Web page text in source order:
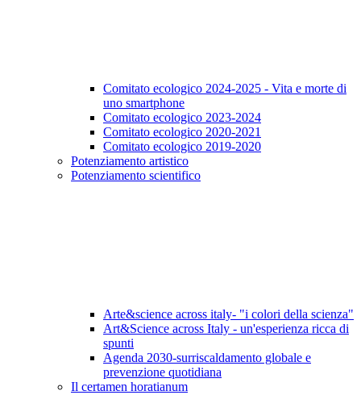
Comitato ecologico 2024-2025 - Vita e morte di
uno smartphone
Comitato ecologico 2023-2024
Comitato ecologico 2020-2021
Comitato ecologico 2019-2020
Potenziamento artistico
Potenziamento scientifico
Arte&science across italy- "i colori della scienza"
Art&Science across Italy - un'esperienza ricca di
spunti
Agenda 2030-surriscaldamento globale e
prevenzione quotidiana
Il certamen horatianum